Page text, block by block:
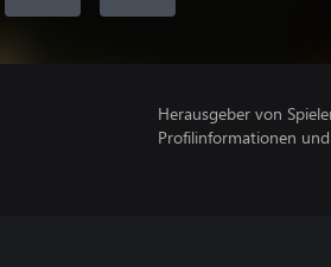
Herausgeber von
Profilinformationen